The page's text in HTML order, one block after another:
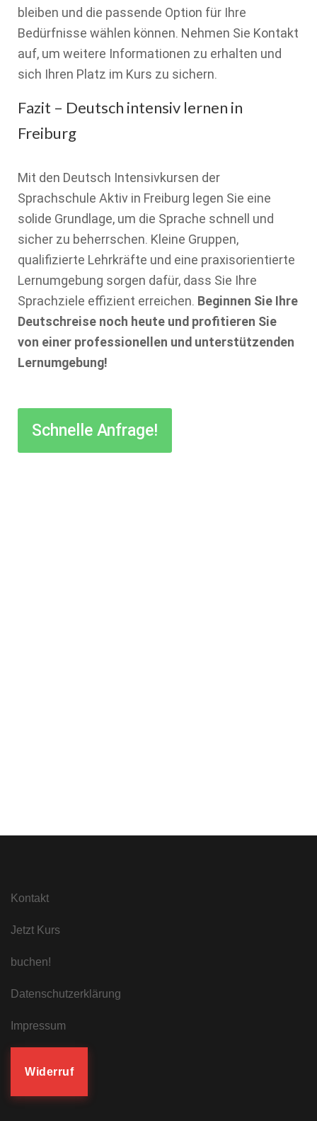
bleiben und die passende Option für Ihre
Bedürfnisse wählen können. Nehmen Sie Kontakt
auf, um weitere Informationen zu erhalten und
sich Ihren Platz im Kurs zu sichern.
Fazit – Deutsch intensiv lernen in
Freiburg
Mit den Deutsch Intensivkursen der
Sprachschule Aktiv in Freiburg legen Sie eine
solide Grundlage, um die Sprache schnell und
sicher zu beherrschen. Kleine Gruppen,
qualifizierte Lehrkräfte und eine praxisorientierte
Lernumgebung sorgen dafür, dass Sie Ihre
Sprachziele effizient erreichen. Beginnen Sie Ihre
Deutschreise noch heute und profitieren Sie
von einer professionellen und unterstützenden
Lernumgebung!
Schnelle Anfrage!
Kontakt
Jetzt Kurs
buchen!
Datenschutzerklärung
Impressum
Widerruf